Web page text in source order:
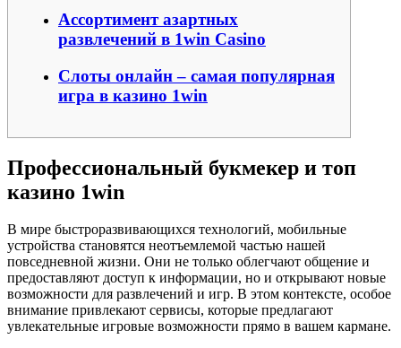
Ассортимент азартных
развлечений в 1win Casino
Слоты онлайн – самая популярная
игра в казино 1win
Профессиональный букмекер и топ
казино 1win
В мире быстроразвивающихся технологий, мобильные
устройства становятся неотъемлемой частью нашей
повседневной жизни. Они не только облегчают общение и
предоставляют доступ к информации, но и открывают новые
возможности для развлечений и игр. В этом контексте, особое
внимание привлекают сервисы, которые предлагают
увлекательные игровые возможности прямо в вашем кармане.